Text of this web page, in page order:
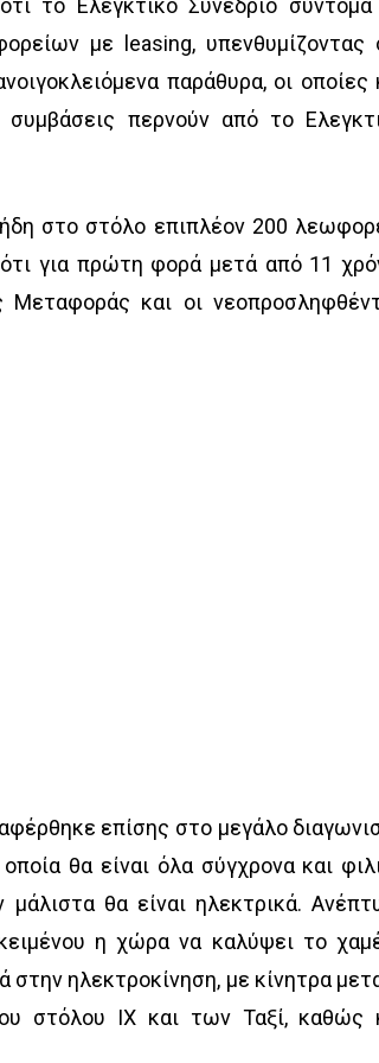
το Ελεγκτικό Συνέδριο
με leasing, υπενθυμίζοντας
παράθυρα, οι οποίες
περνούν από το
στο στόλο επιπλέον 200
για πρώτη φορά μετά από 11
και οι
επίσης στο μεγάλο
θα είναι όλα σύγχρονα και
θα είναι ηλεκτρικά.
η χώρα να καλύψει το
ηλεκτροκίνηση, με κίνητρα
στόλου ΙΧ και των Ταξί, καθώς